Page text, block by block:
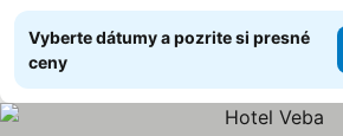
Vyberte dátumy a pozrite si presné
ceny